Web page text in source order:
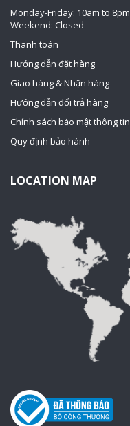
Monday-Friday: 10am to 8pm
Weekend: Closed
Thanh toán
Hướng dẫn đặt hàng
Giao hàng & Nhận hàng
Hướng dẫn đổi trả hàng
Chính sách bảo mật thông tin
Quy định bảo hành
LOCATION MAP